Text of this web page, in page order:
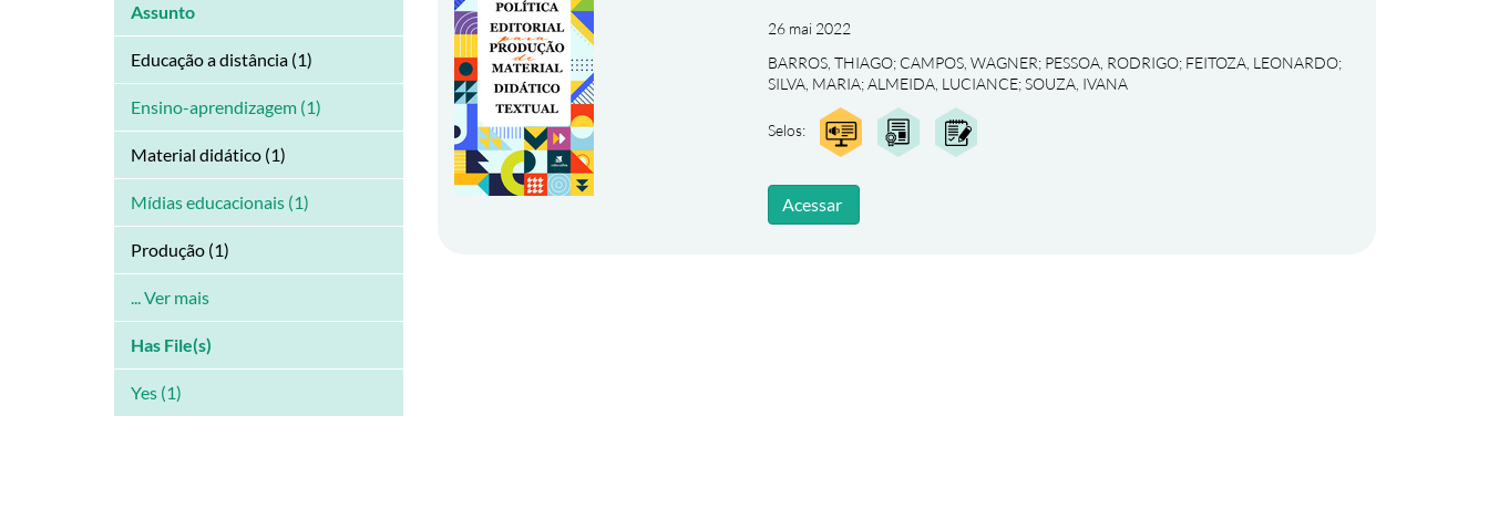
Assunto
Educação a distância (1)
Ensino-aprendizagem (1)
Material didático (1)
Mídias educacionais (1)
Produção (1)
... Ver mais
Has File(s)
Yes (1)
26 mai 2022
BARROS, THIAGO; CAMPOS, WAGNER; PESSOA, RODRIGO; FEITOZA, LEONARDO;
SILVA, MARIA;ALMEIDA, LUCIANCE;SOUZA, IVANA
Selos:
Acessar